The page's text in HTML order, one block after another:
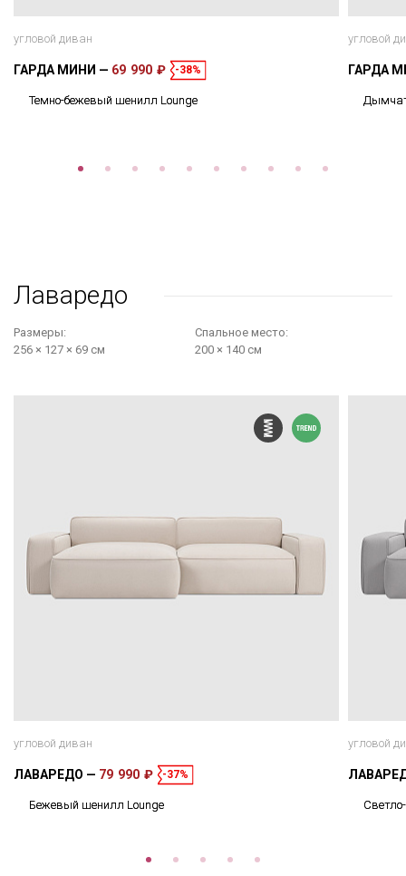
угловой диван
ГАРДА МИНИ 69 990 ₽ -38%
Темно-бежевый шенилл Lounge
угловой
ГАРДА
Лаваредо
Размеры:
256 × 127 × 69 см
Cпальное место:
200 × 140 см
угловой диван
ЛАВАРЕДО 79 990 ₽ -37%
Бежевый шенилл Lounge
угловой